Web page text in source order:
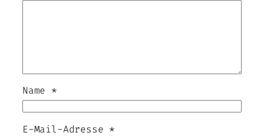
Name *
E-Mail-Adresse *